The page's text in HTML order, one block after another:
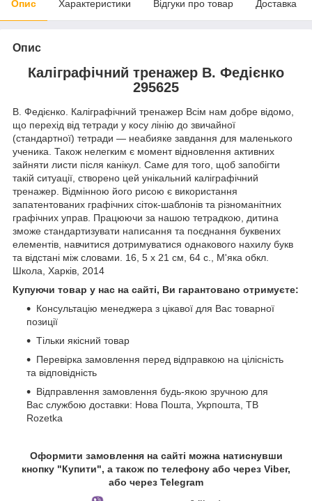
Опис Характеристики Відгуки про товар Доставка
Опис
Каліграфічний тренажер В. Федієнко
295625
В. Федієнко. Каліграфічний тренажер Всім нам добре відомо,
що перехід від тетради у косу лінію до звичайної
(стандартної) тетради — неабияке завдання для маленького
ученика. Також нелегким є момент відновлення активних
зайняти листи після канікул. Саме для того, щоб запобігти
такій ситуації, створено цей унікальний каліграфічний
тренажер. Відмінною його рисою є використання
запатентованих графічних сіток-шаблонів та різноманітних
графічних управ. Працюючи за нашою тетрадкою, дитина
зможе стандартизувати написання та поєднання буквених
елементів, навчитися дотримуватися однакового нахилу букв
та відстані між словами. 16, 5 х 21 см, 64 с., М'яка обкл.
Школа, Харків, 2014
Купуючи товар у нас на сайті, Ви гарантовано отримуєте:
Консультацію менеджера з цікавої для Вас товарної
позиції
Тільки якісний товар
Перевірка замовлення перед відправкою на цілісність
та відповідність
Відправлення замовлення будь-якою зручною для
Вас службою доставки: Нова Пошта, Укрпошта, ТВ
Rozetka
Оформити замовлення на сайті можна натиснувши
кнопку "Купити", а також по телефону або через Viber,
або через Telegram